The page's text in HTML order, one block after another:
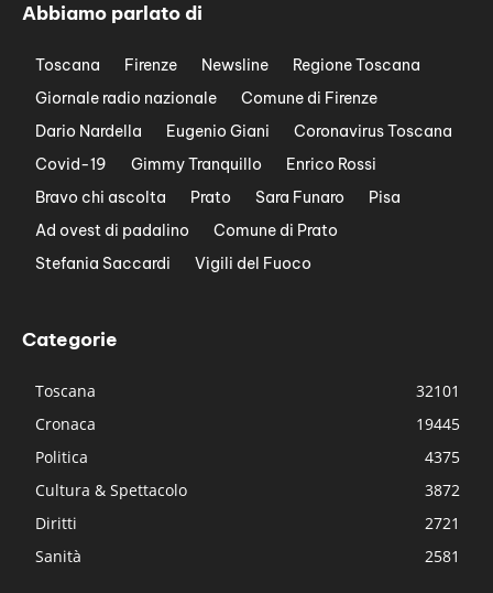
Abbiamo parlato di
Toscana Firenze Newsline
Regione Toscana
Giornale radio nazionale
Comune di Firenze
Dario Nardella
Eugenio Giani
Coronavirus Toscana
Covid-19
Gimmy Tranquillo
Enrico Rossi
Bravo chi ascolta
Prato Sara Funaro
Pisa
Ad ovest di padalino
Comune di Prato
Stefania Saccardi
Vigili del Fuoco
Categorie
Toscana
32101
Cronaca
19445
Politica
4375
Cultura & Spettacolo
3872
Diritti
2721
Sanità
2581